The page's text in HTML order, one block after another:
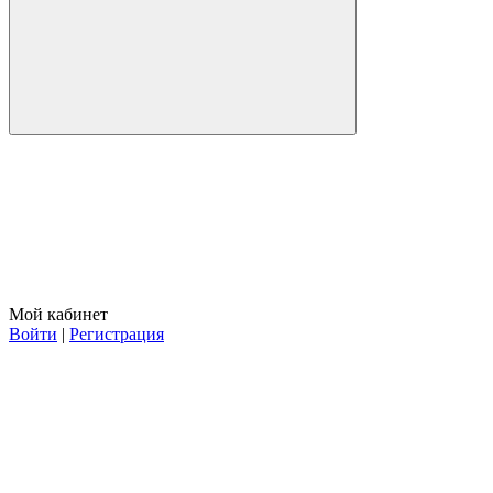
Мой кабинет
Войти | Регистрация